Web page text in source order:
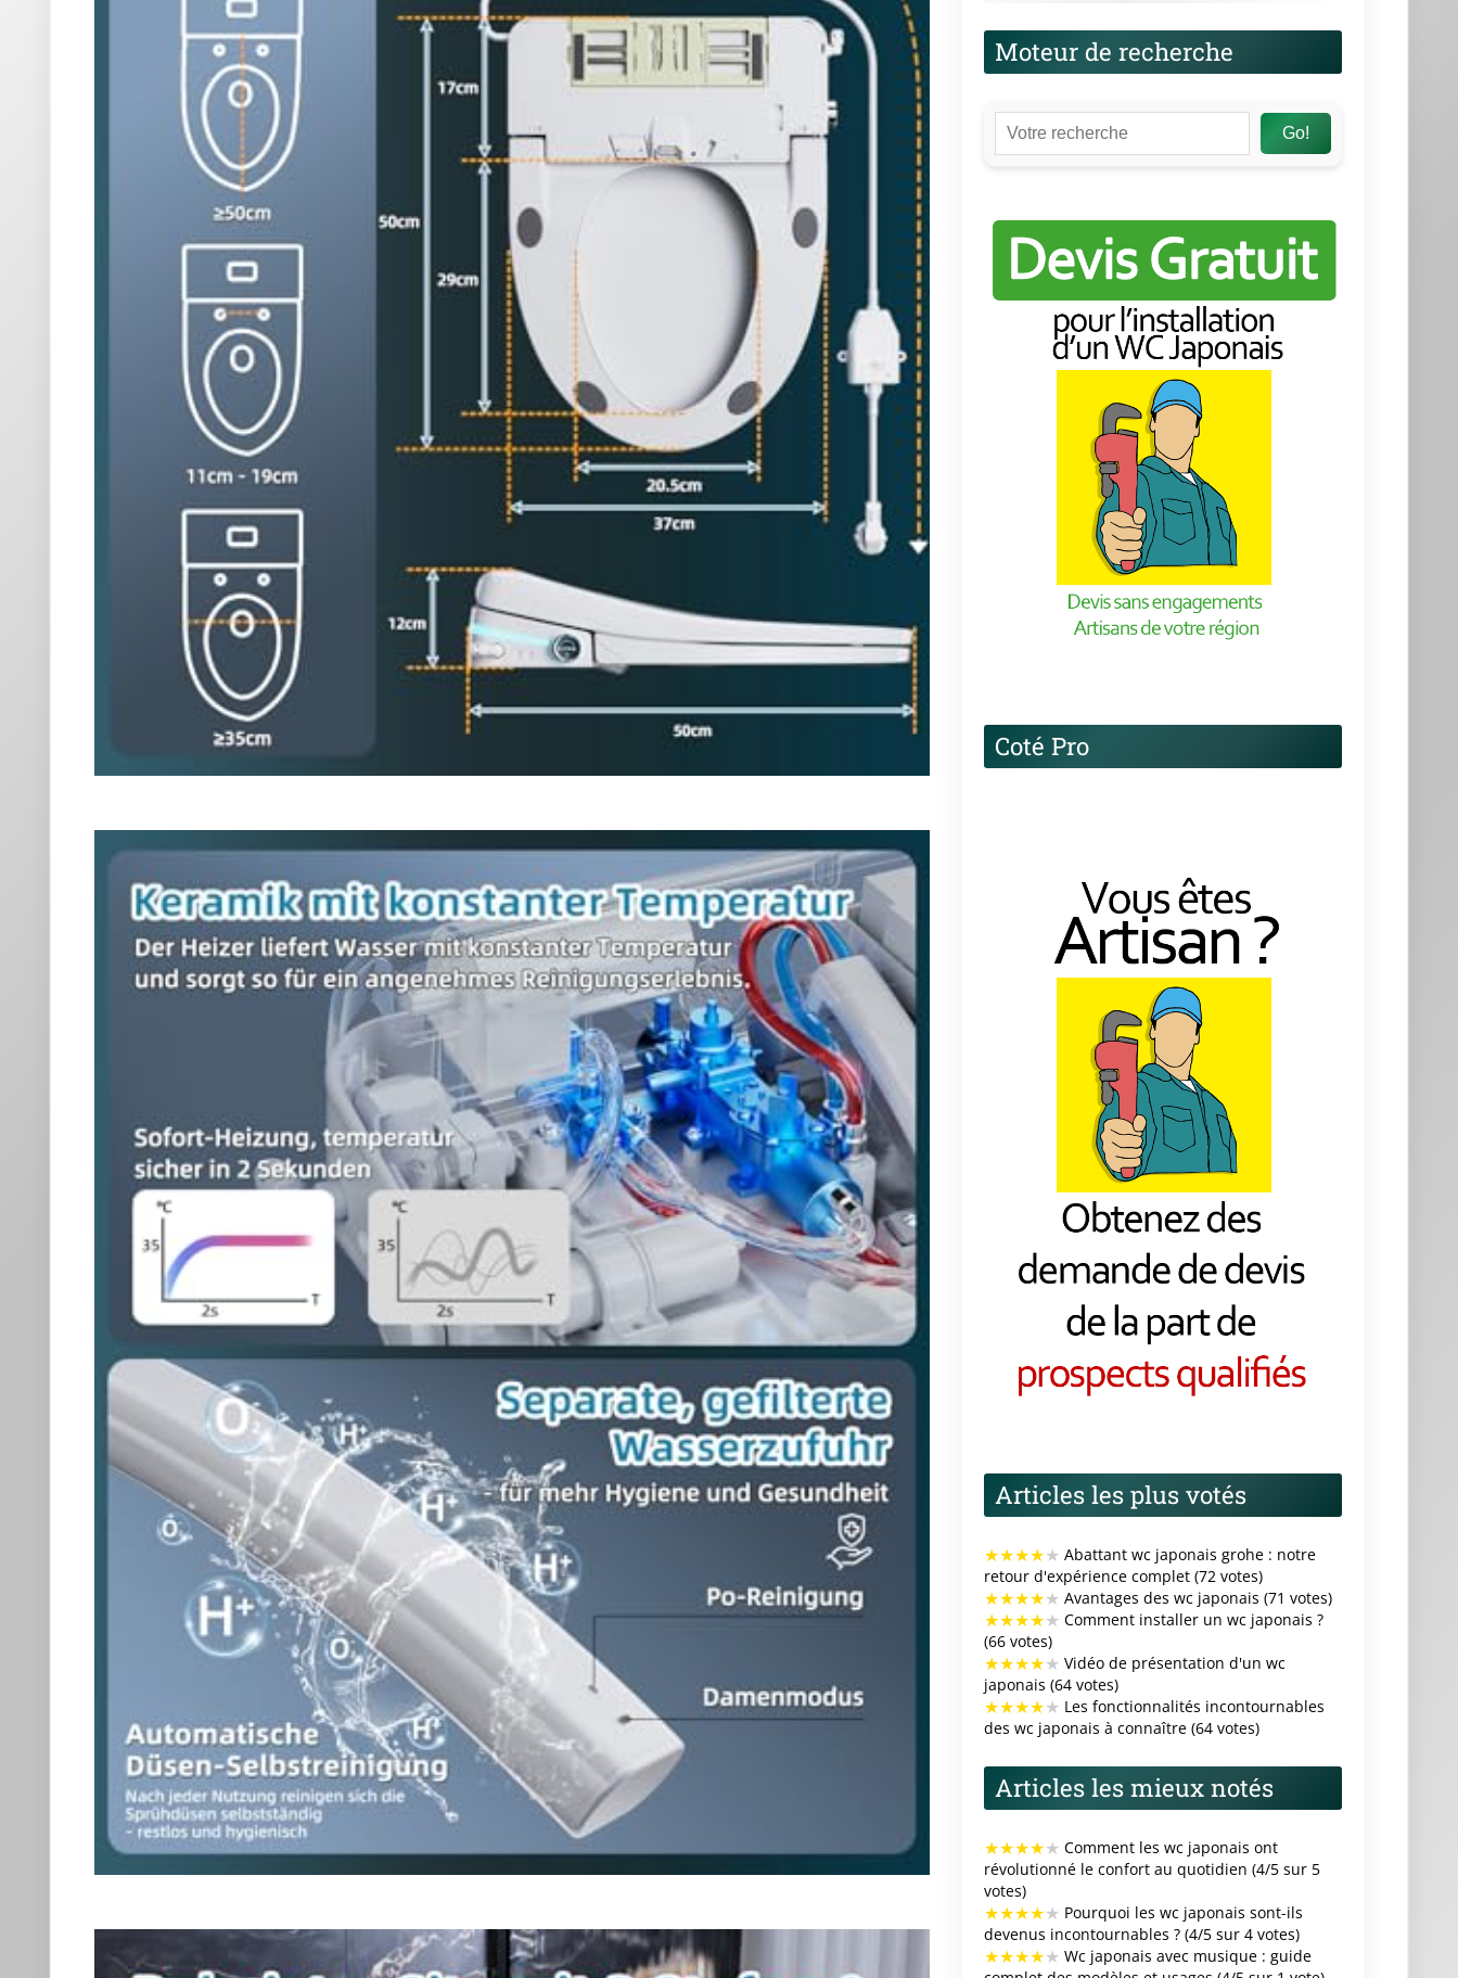
Moteur de recherche
Go!
Coté Pro
Articles les plus votés
★★★★★ Abattant wc japonais grohe : notre
retour d'expérience complet (72 votes)
★★★★★ Avantages des wc japonais (71 votes)
★★★★★ Comment installer un wc japonais ?
(66 votes)
★★★★★ Vidéo de présentation d'un wc
japonais (64 votes)
★★★★★ Les fonctionnalités incontournables
des wc japonais à connaître (64 votes)
Articles les mieux notés
★★★★★ Comment les wc japonais ont
révolutionné le confort au quotidien (4/5 sur 5
votes)
★★★★★ Pourquoi les wc japonais sont-ils
devenus incontournables ? (4/5 sur 4 votes)
★★★★★ Wc japonais avec musique : guide